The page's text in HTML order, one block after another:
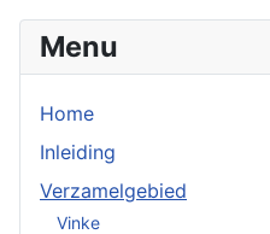
Menu
Home
Inleiding
Verzamelgebied
Vinke